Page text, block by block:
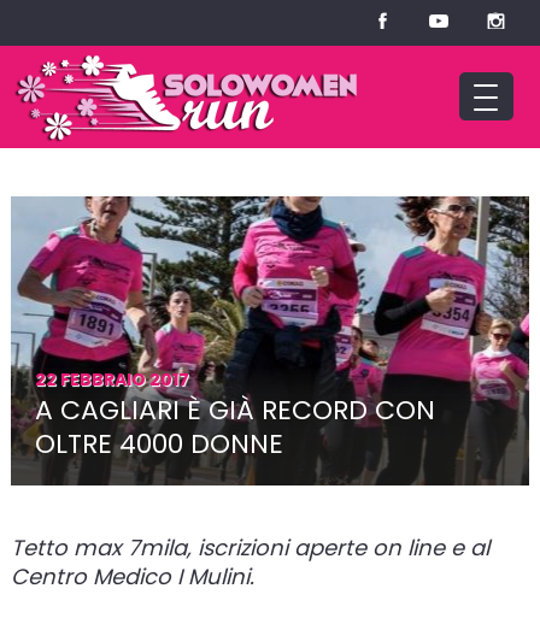
22 FEBBRAIO 2017
A CAGLIARI È GIÀ RECORD CON
OLTRE 4000 DONNE
Tetto max 7mila, iscrizioni aperte on line e al
Centro Medico I Mulini.